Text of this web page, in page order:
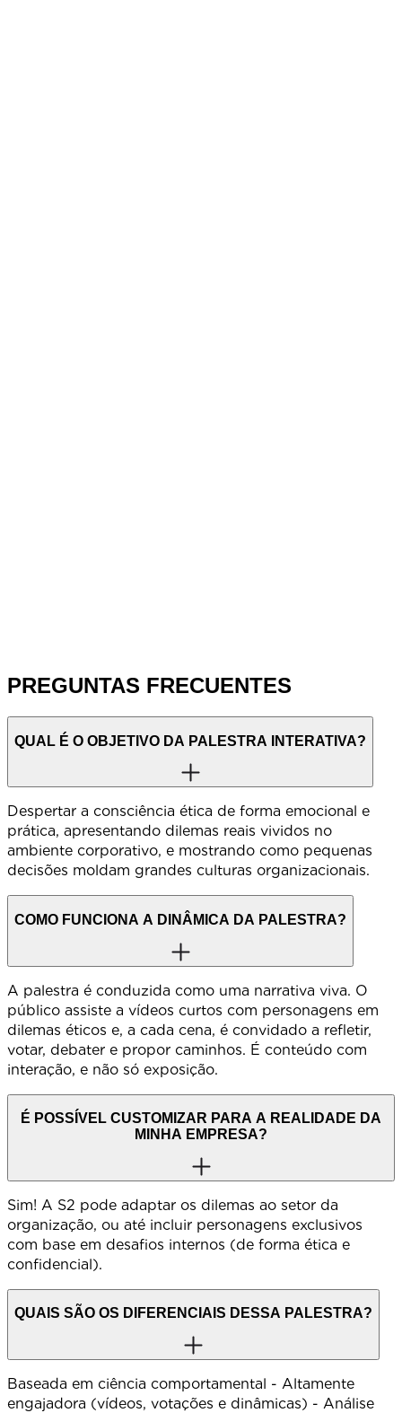
PREGUNTAS FRECUENTES
QUAL É O OBJETIVO DA PALESTRA INTERATIVA?
Despertar a consciência ética de forma emocional e
prática, apresentando dilemas reais vividos no
ambiente corporativo, e mostrando como pequenas
decisões moldam grandes culturas organizacionais.
COMO FUNCIONA A DINÂMICA DA PALESTRA?
A palestra é conduzida como uma narrativa viva. O
público assiste a vídeos curtos com personagens em
dilemas éticos e, a cada cena, é convidado a refletir,
votar, debater e propor caminhos. É conteúdo com
interação, e não só exposição.
É POSSÍVEL CUSTOMIZAR PARA A REALIDADE DA
MINHA EMPRESA?
Sim! A S2 pode adaptar os dilemas ao setor da
organização, ou até incluir personagens exclusivos
com base em desafios internos (de forma ética e
confidencial).
QUAIS SÃO OS DIFERENCIAIS DESSA PALESTRA?
Baseada em ciência comportamental - Altamente
engajadora (vídeos, votações e dinâmicas) - Análise